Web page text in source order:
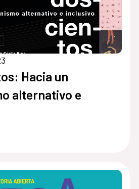
Hacia un
alternativo e